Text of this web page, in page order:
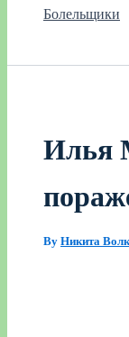
Болельщики
Илья
By Никита